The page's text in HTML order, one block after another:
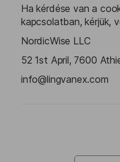
Ha kérdése van a
kapcsolatban, kérjük,
NordicWise LLC
52 1st April, 7600
info@lingvanex.com